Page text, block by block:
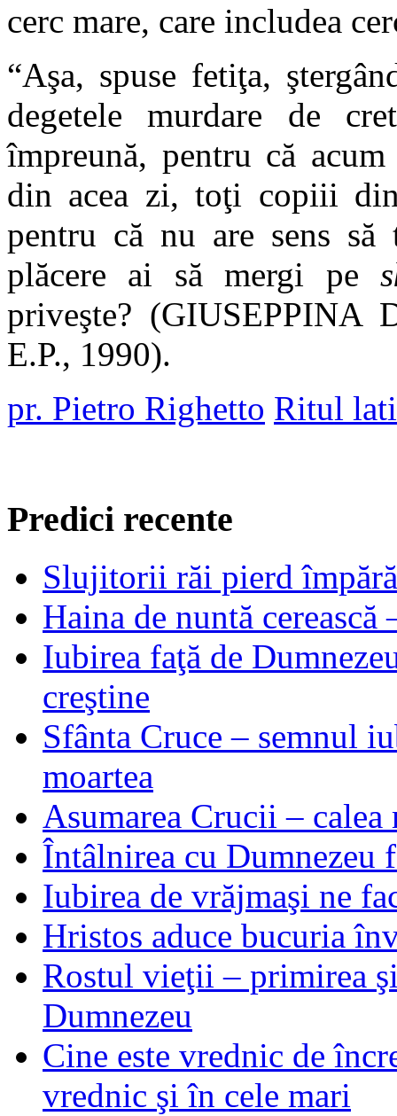
cerc mare, care includea
“Aşa, spuse fetiţa,
degetele murdare de
împreună, pentru că
din acea zi, toţi copiii
pentru că nu are sens
plăcere ai să mergi pe
priveşte?
E.P., 1990).
pr. Pietro Righetto Ritul
Predici recente
Slujitorii răi pierd
Haina de nuntă
Iubirea faţă de
creştine
Sfânta Cruce – semnul
moartea
Asumarea Crucii –
Întâlnirea cu Dumnezeu
Iubirea de vrăjmaşi ne
Hristos aduce bucuria
Rostul vieţii – primirea
Dumnezeu
Cine este vrednic de
vrednic şi în cele mari